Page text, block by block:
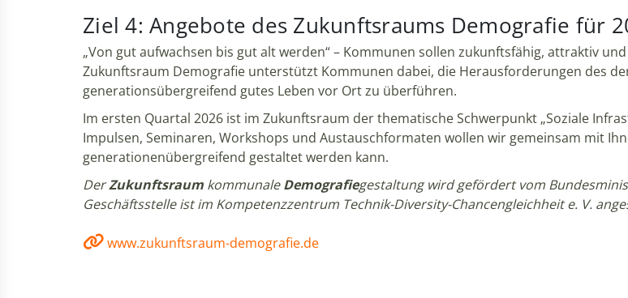
Ziel 4: Angebote des Zukunftsraums Demografie für
„Von gut aufwachsen bis gut alt werden“ – Kommunen sollen zukunftsfähig, attraktiv
Zukunftsraum Demografie unterstützt Kommunen dabei, die Herausforderungen des
generationsübergreifend gutes Leben vor Ort zu überführen.
Im ersten Quartal 2026 ist im Zukunftsraum der thematische Schwerpunkt „Soziale
Impulsen, Seminaren, Workshops und Austauschformaten wollen wir gemeinsam mit
generationenübergreifend gestaltet werden kann.
DerZukunftsraum kommunaleDemografiegestaltung wird gefördert vom
Geschäftsstelle ist im Kompetenzzentrum Technik-Diversity-Chancengleichheit e. V.
www.zukunftsraum-demografie.de